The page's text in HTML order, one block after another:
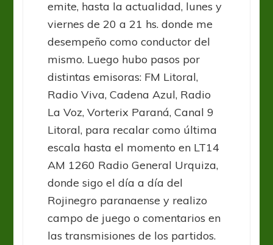
emite, hasta la actualidad, lunes y
viernes de 20 a 21 hs. donde me
desempeño como conductor del
mismo. Luego hubo pasos por
distintas emisoras: FM Litoral,
Radio Viva, Cadena Azul, Radio
La Voz, Vorterix Paraná, Canal 9
Litoral, para recalar como última
escala hasta el momento en LT14
AM 1260 Radio General Urquiza,
donde sigo el día a día del
Rojinegro paranaense y realizo
campo de juego o comentarios en
las transmisiones de los partidos.